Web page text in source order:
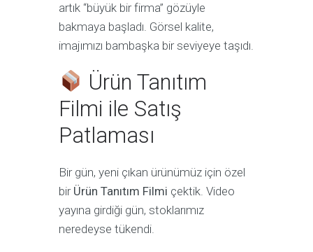
artık “büyük bir firma” gözüyle
bakmaya başladı. Görsel kalite,
imajımızı bambaşka bir seviyeye taşıdı.
Ürün Tanıtım
Filmi ile Satış
Patlaması
Bir gün, yeni çıkan ürünümüz için özel
bir Ürün Tanıtım Filmi çektik. Video
yayına girdiği gün, stoklarımız
neredeyse tükendi.